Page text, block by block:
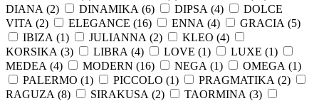
DIANA (2) DINAMIKA (6) DIPSA (4)
DOLCE
VITA (2) ELEGANCE (16) ENNA (4) GRACIA (5)
IBIZA (1) JULIANNA (2) KLEO (4)
KORSIKA (3) LIBRA (4) LOVE (1) LUXE (1)
MEDEA (4) MODERN (16) NEGA (1) OMEGA (1)
PALERMO (1) PICCOLO (1) PRAGMATIKA (2)
RAGUZA (8) SIRAKUSA (2) TAORMINA (3)